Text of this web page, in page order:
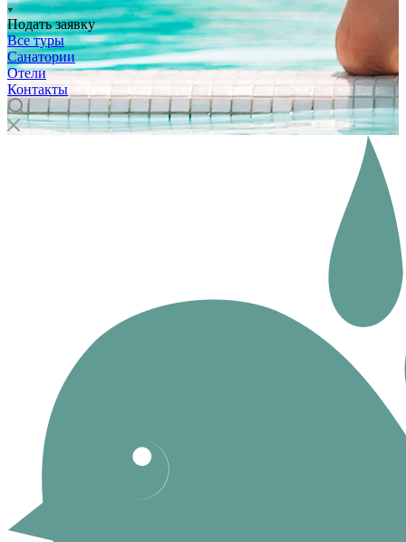
Подать заявку
Все туры
Санатории
Отели
Контакты